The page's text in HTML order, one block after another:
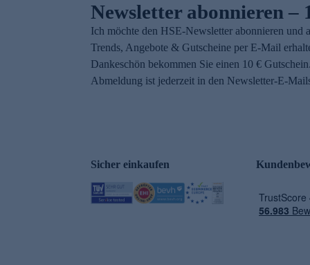
Newsletter abonnieren –
Ich möchte den HSE-Newsletter abonnieren und
Trends, Angebote & Gutscheine per E-Mail
Dankeschön bekommen Sie einen 10 €
Abmeldung ist jederzeit in den Newsletter-E-
Sicher einkaufen